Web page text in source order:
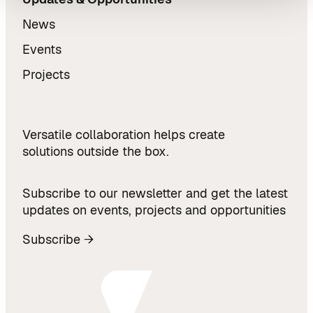
News
Events
Projects
Versatile collaboration helps create
solutions outside the box.
Subscribe to our newsletter and get the latest
updates on events, projects and opportunities
Subscribe →